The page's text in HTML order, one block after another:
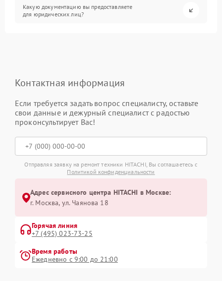
Какую документацию вы предоставляете
для юридических лиц?
Контактная информация
Если требуется задать вопрос специалисту, оставьте
свои данные и дежурный специалист с радостью
проконсультирует Вас!
Отправляя заявку на ремонт техники HITACHI, Вы соглашаетесь с
Политикой конфиденциальности
Адрес сервисного центра HITACHI в Москве:
г. Москва, ул. Чаянова 18
Горячая линия
+7 (495) 023-73-25
Время работы
Ежедневно с 9:00 до 21:00